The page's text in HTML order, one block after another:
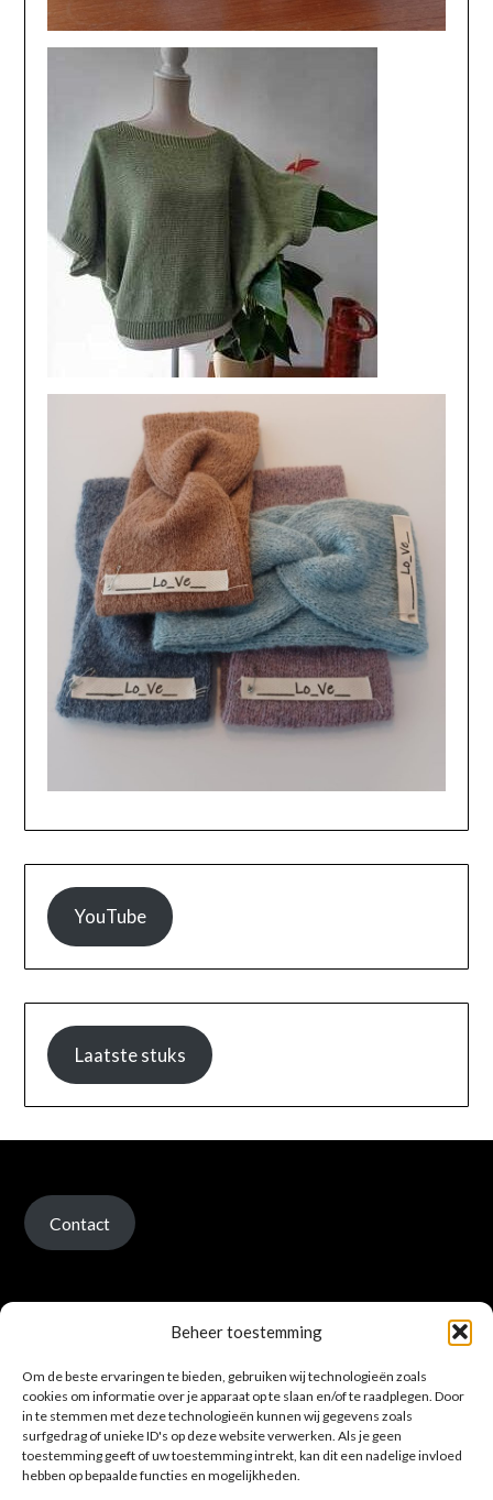
Beheer toestemming
Om de beste ervaringen te bieden, gebruiken wij technologieën zoals
cookies om informatie over je apparaat op te slaan en/of te raadplegen. Door
in te stemmen met deze technologieën kunnen wij gegevens zoals
surfgedrag of unieke ID's op deze website verwerken. Als je geen
toestemming geeft of uw toestemming intrekt, kan dit een nadelige invloed
hebben op bepaalde functies en mogelijkheden.
YouTube
Laatste stuks
Contact
Verzenden en retour